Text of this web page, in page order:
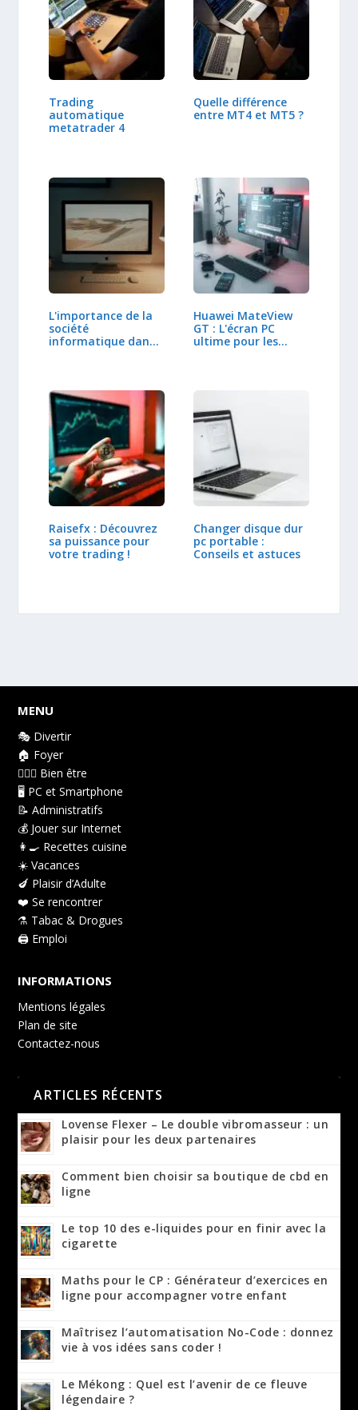
Trading
automatique
metatrader 4
Quelle différence
entre MT4 et MT5 ?
L'importance de la
société
informatique dans
Huawei MateView
GT : L'écran PC
ultime pour les…
Raisefx : Découvrez
sa puissance pour
votre trading !
Changer disque dur
pc portable :
Conseils et astuces
MENU
🎭 Divertir
🏠 Foyer
👩🏻‍⚕️ Bien être
🖥️ PC et Smartphone
📝 Administratifs
💰 Jouer sur Internet
👩‍🍳 Recettes cuisine
☀️ Vacances
🍆 Plaisir d’Adulte
❤️ Se rencontrer
⚗️ Tabac & Drogues
🖨️ Emploi
INFORMATIONS
Mentions légales
Plan de site
Contactez-nous
ARTICLES RÉCENTS
Lovense Flexer – Le double vibromasseur : un
plaisir pour les deux partenaires
Comment bien choisir sa boutique de cbd en
ligne
Le top 10 des e-liquides pour en finir avec la
cigarette
Maths pour le CP : Générateur d’exercices en
ligne pour accompagner votre enfant
Maîtrisez l’automatisation No-Code : donnez
vie à vos idées sans coder !
Le Mékong : Quel est l’avenir de ce fleuve
légendaire ?